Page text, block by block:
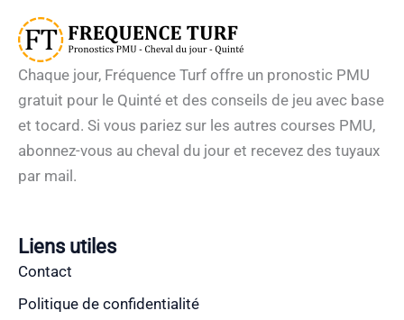
Chaque jour, Fréquence Turf offre un pronostic PMU
gratuit pour le Quinté et des conseils de jeu avec base
et tocard. Si vous pariez sur les autres courses PMU,
abonnez-vous au cheval du jour et recevez des tuyaux
par mail.
Liens utiles
Contact
Politique de confidentialité